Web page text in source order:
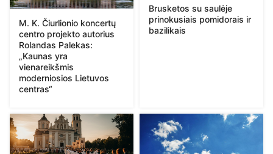
M. K. Čiurlionio koncertų
centro projekto autorius
Rolandas Palekas:
„Kaunas yra
vienareikšmis
moderniosios Lietuvos
centras“
Brusketos su saulėje
prinokusiais pomidorais ir
bazilikais